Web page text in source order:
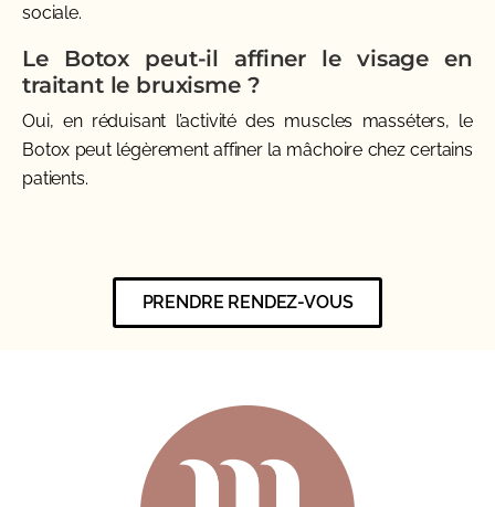
sociale.
Le Botox peut-il affiner le visage en
traitant le bruxisme ?
Oui, en réduisant l’activité des muscles masséters, le
Botox peut légèrement affiner la mâchoire chez certains
patients.
PRENDRE RENDEZ-VOUS